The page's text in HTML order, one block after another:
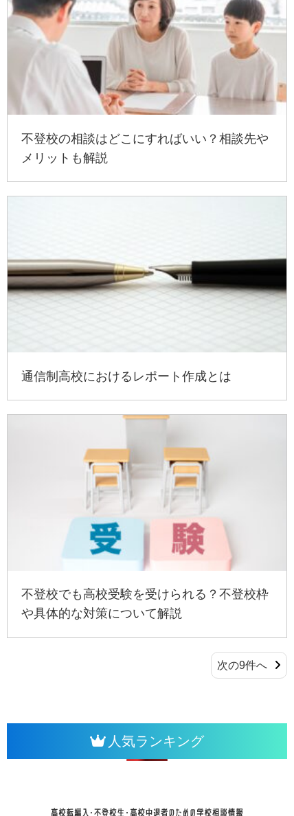
不登校の相談はどこにすればいい？相談先や
メリットも解説
通信制高校におけるレポート作成とは
不登校でも高校受験を受けられる？不登校枠
や具体的な対策について解説
ー
次の9件へ
人気ランキング